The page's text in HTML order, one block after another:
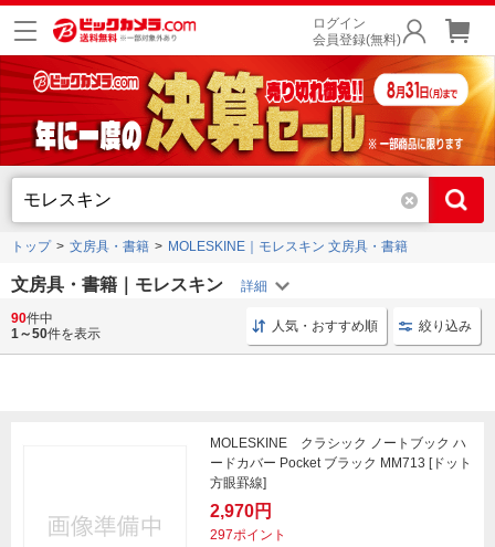
ログイン
会員登録(無料)
トップ 文房具・書籍 MOLESKINE｜モレスキン 文房具・書籍
文房具・書籍｜モレスキン
油性ペン コピック｜Copic コミックス 集英社 テー
90件中
1～50件を表示 人気・おすすめ順 絞り込み
MOLESKINE クラシック ノートブック ハ
ードカバー Pocket ブラック MM713 [ドット
方眼罫線]
2,970円
297ポイント